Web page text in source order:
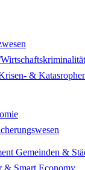
&
Gemeinden &
& Smart Economy